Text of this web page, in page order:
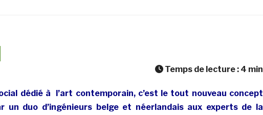
Temps de lecture : 4 min
dédié à l’art contemporain, c’est le tout nouveau concept
un duo d’ingénieurs belge et néerlandais aux experts de la